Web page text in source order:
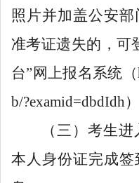
照片并加盖公安
准考证遗失的， 可
台”网上报名 系统（
b/?examid=dbdIdh
（ 三 ） 考生进
本人身份证完成